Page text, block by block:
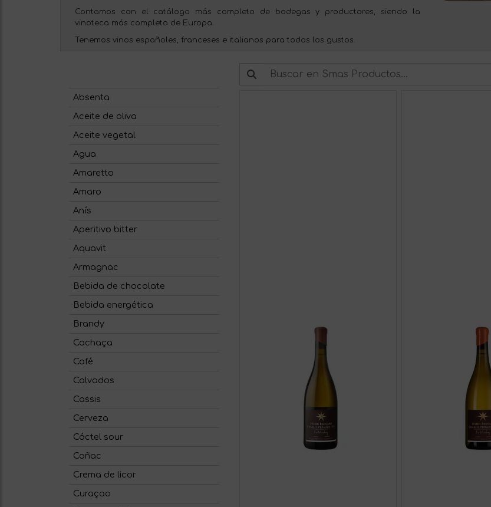
Contamos con el catálogo más completo de bodegas y productores, siendo la
vinoteca más completa de Europa.
Tenemos vinos españoles, franceses e italianos para todos los gustos.
Absenta
Aceite de oliva
Aceite vegetal
Agua
Amaretto
Amaro
Anís
Aperitivo bitter
Aquavit
Armagnac
Bebida de chocolate
Bebida energética
Brandy
Cachaça
Café
Calvados
Cassis
Cerveza
Cóctel sour
Coñac
Crema de licor
Curaçao